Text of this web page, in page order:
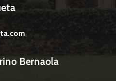
Bernaola